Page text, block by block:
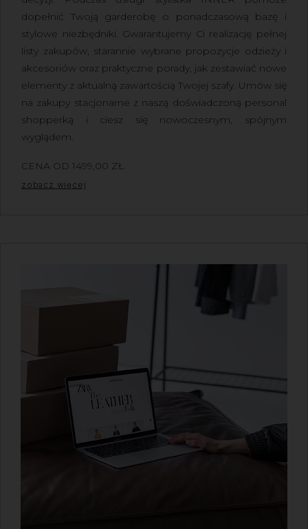
dopełnić Twoją garderobę o ponadczasową bazę i
stylowe niezbędniki. Gwarantujemy Ci realizację pełnej
listy zakupów, starannie wybrane propozycje odzieży i
akcesoriów oraz praktyczne porady, jak zestawiać nowe
elementy z aktualną zawartością Twojej szafy. Umów się
na zakupy stacjonarne z naszą doświadczoną personal
shopperką i ciesz się nowoczesnym, spójnym
wyglądem.
CENA OD 1499,00 ZŁ
zobacz więcej